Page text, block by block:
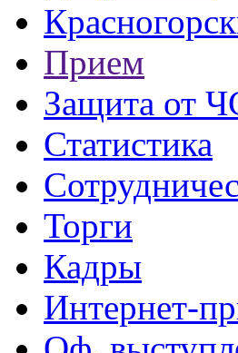
Прием
Защита от
Статистика
Торги
Кадры
Интернет-